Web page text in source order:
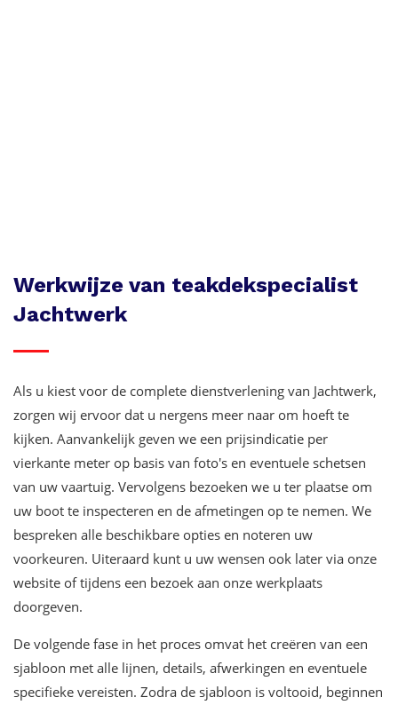
Werkwijze van teakdekspecialist
Jachtwerk
Als u kiest voor de complete dienstverlening van Jachtwerk,
zorgen wij ervoor dat u nergens meer naar om hoeft te
kijken. Aanvankelijk geven we een prijsindicatie per
vierkante meter op basis van foto's en eventuele schetsen
van uw vaartuig. Vervolgens bezoeken we u ter plaatse om
uw boot te inspecteren en de afmetingen op te nemen. We
bespreken alle beschikbare opties en noteren uw
voorkeuren. Uiteraard kunt u uw wensen ook later via onze
website of tijdens een bezoek aan onze werkplaats
doorgeven.
De volgende fase in het proces omvat het creëren van een
sjabloon met alle lijnen, details, afwerkingen en eventuele
specifieke vereisten. Zodra de sjabloon is voltooid, beginnen